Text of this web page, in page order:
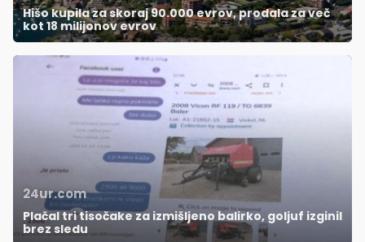
Hišo kupila za skoraj 90.000 evrov, prodala za več
kot 18 milijonov evrov
24ur.com
Plačal tri tisočake za izmišljeno balirko, goljuf izginil
brez sledu